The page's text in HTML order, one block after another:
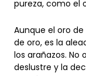
de oro, es la
los arañazos. No
deslustre y la
reactivos que